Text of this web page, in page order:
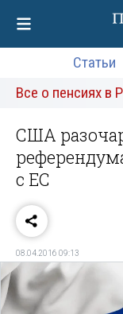
Статьи
Все о пенсиях в
США
с ЕС
08.04.2016 09:13